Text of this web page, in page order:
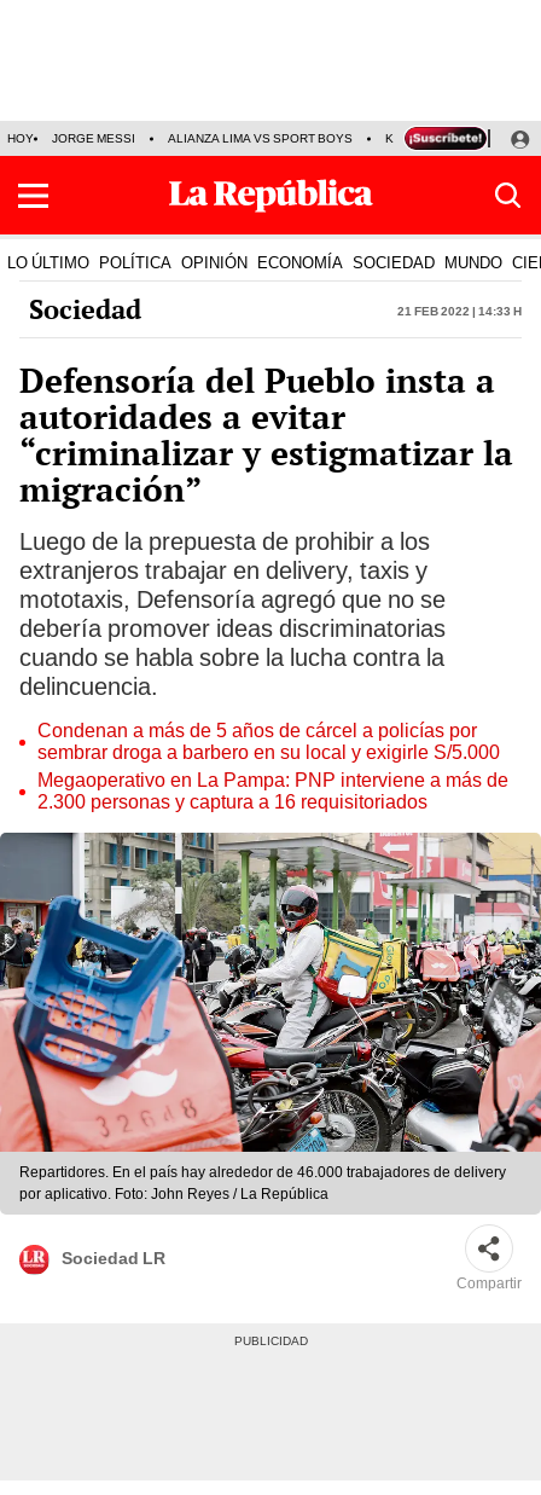
HOY JORGE MESSI ALIANZA LIMA VS SPORT BOYS KENJI FUJIMORI
LO ÚLTIMO POLÍTICA OPINIÓN ECONOMÍA SOCIEDAD MUNDO
Sociedad 21 Feb 2022 | 14:33 h
Defensoría del Pueblo insta a
autoridades a evitar
“criminalizar y estigmatizar la
migración”
Luego de la prepuesta de prohibir a los
extranjeros trabajar en delivery, taxis y
mototaxis, Defensoría agregó que no se
debería promover ideas discriminatorias
cuando se habla sobre la lucha contra la
delincuencia.
Condenan a más de 5 años de cárcel a policías por
sembrar droga a barbero en su local y exigirle S/5.000
Megaoperativo en La Pampa: PNP interviene a más de
2.300 personas y captura a 16 requisitoriados
Repartidores. En el país hay alrededor de 46.000 trabajadores de delivery
por aplicativo. Foto: John Reyes / La República
Sociedad LR
Compartir